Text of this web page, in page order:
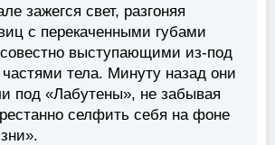
зажегся свет, разгоняя
с перекаченными губами
выступающими из-под
частями тела. Минуту назад они
под «Лабутены», не забывая
селфить себя на фоне